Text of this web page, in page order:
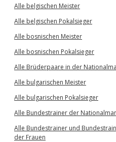
Alle belgischen Meister
Alle belgischen Pokalsieger
Alle bosnischen Meister
Alle bosnischen Pokalsieger
Alle Brüderpaare in der
Alle bulgarischen Meister
Alle bulgarischen Pokalsieger
Alle Bundestrainer der
Alle Bundestrainer und
der Frauen